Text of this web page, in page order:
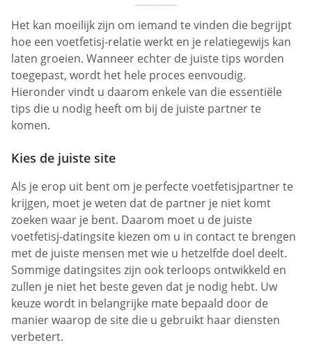
Het kan moeilijk zijn om iemand te vinden die begrijpt
hoe een voetfetisj-relatie werkt en je relatiegewijs kan
laten groeien. Wanneer echter de juiste tips worden
toegepast, wordt het hele proces eenvoudig.
Hieronder vindt u daarom enkele van die essentiële
tips die u nodig heeft om bij de juiste partner te
komen.
Kies de juiste site
Als je erop uit bent om je perfecte voetfetisjpartner te
krijgen, moet je weten dat de partner je niet komt
zoeken waar je bent. Daarom moet u de juiste
voetfetisj-datingsite kiezen om u in contact te brengen
met de juiste mensen met wie u hetzelfde doel deelt.
Sommige datingsites zijn ook terloops ontwikkeld en
zullen je niet het beste geven dat je nodig hebt. Uw
keuze wordt in belangrijke mate bepaald door de
manier waarop de site die u gebruikt haar diensten
verbetert.